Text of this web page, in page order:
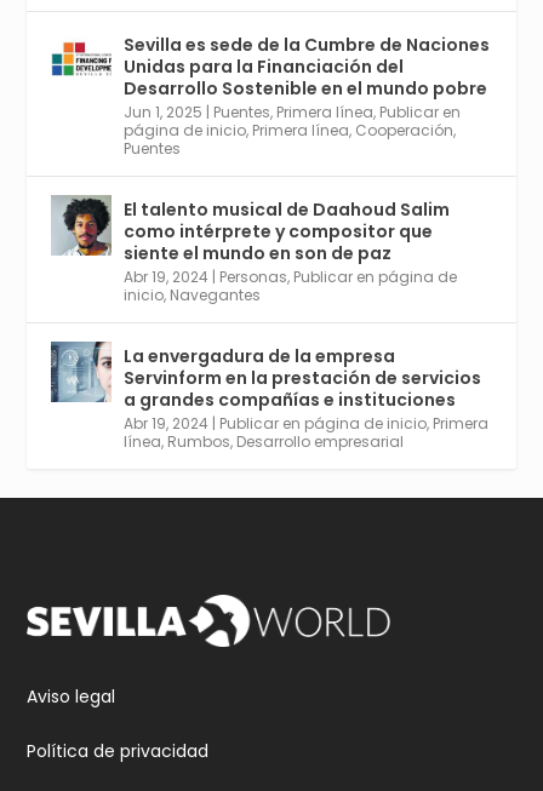
internacional en el reportaje de
@juanluispavon1 en @elCorreoWeb :
https://tinyurl.com/yfa2h55p
2 6 Twitter
Avata
Sevilla World @worldsevilla ·
30 Abr 2024
Aprovéchalo si vives en Sevilla capital o
provincia. Curso gratuito en Internet de las
Cosas, Inteligencia Artificial y Smart Cities
plazo acaba el 2 de mayo. Dota de gran
empleabilidad. Ver y enlace a inscripción:
https://tinyurl.com/yu5xhwjr
Sevilla es sede de la Cumbre de Naciones
Unidas para la Financiación del
Desarrollo Sostenible en el mundo pobre
Jun 1, 2025 | Puentes, Primera línea, Publicar en
página de inicio, Primera línea, Cooperación,
Puentes
El talento musical de Daahoud Salim
como intérprete y compositor que
siente el mundo en son de paz
Abr 19, 2024 | Personas, Publicar en página de
inicio, Navegantes
La envergadura de la empresa
Servinform en la prestación de servicios
a grandes compañías e instituciones
Abr 19, 2024 | Publicar en página de inicio, Primera
línea, Rumbos, Desarrollo empresarial
Aviso legal
Política de privacidad